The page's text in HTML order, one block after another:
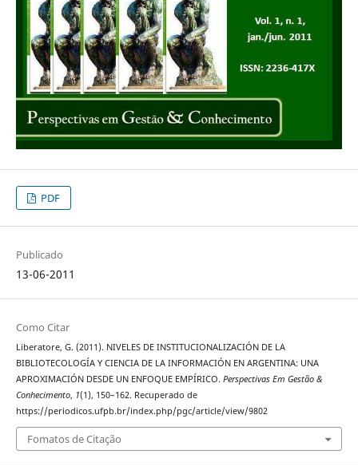
PDF
Publicado
13-06-2011
Como Citar
Liberatore, G. (2011). NIVELES DE INSTITUCIONALIZACIÓN DE LA
BIBLIOTECOLOGÍA Y CIENCIA DE LA INFORMACIÓN EN ARGENTINA: UNA
APROXIMACIÓN DESDE UN ENFOQUE EMPÍRICO. Perspectivas Em Gestão &
Conhecimento, 1(1), 150–162. Recuperado de
https://periodicos.ufpb.br/index.php/pgc/article/view/9802
Fomatos de Citação